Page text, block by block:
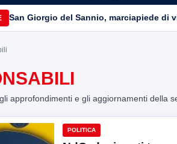
San Giorgio del Sannio, marciapiede di
approfondimenti e gli aggiornamenti della
POLITICA